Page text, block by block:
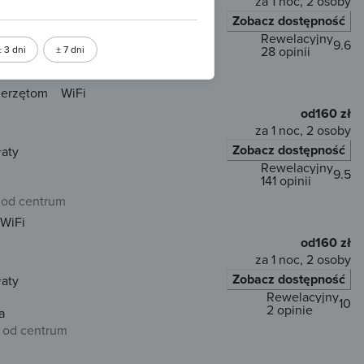
3 dni ± 7 dni
Płatne z góry
Zobacz dostępność
wybór 9.6
Rewelacyjny
28 opinii
WiFi
od160 zł
za 1 noc, 2 osoby
Zobacz dostępność
centrum
9.5
Rewelacyjny
141 opinii
WiFi
od160 zł
za 1 noc, 2 osoby
Zobacz dostępność
od centrum
10
Rewelacyjny
2 opinie